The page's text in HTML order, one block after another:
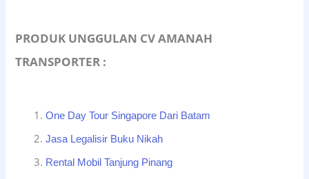
PRODUK UNGGULAN CV AMANAH
TRANSPORTER :
One Day Tour Singapore Dari Batam
Jasa Legalisir Buku Nikah
Rental Mobil Tanjung Pinang